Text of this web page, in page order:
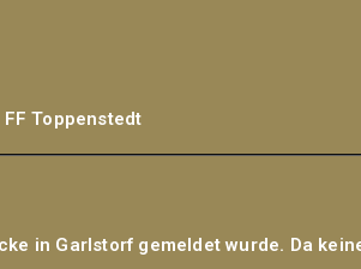
Toppenstedt
in Garlstorf gemeldet wurde. Da